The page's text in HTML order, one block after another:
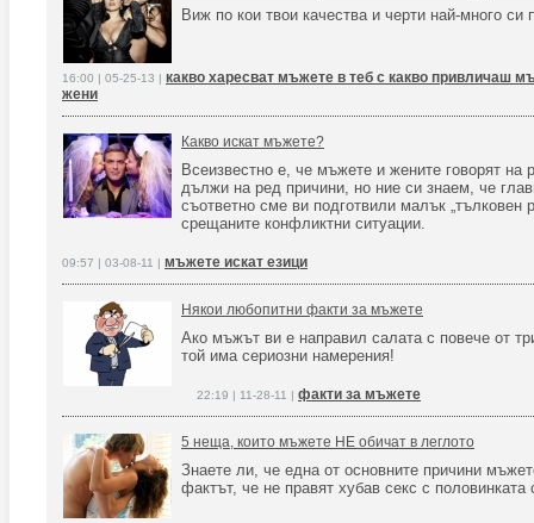
Виж по кои твои качества и черти най-много си
16:00 | 05-25-13 | какво харесват мъжете в теб с какво привличаш
жени
Какво искат мъжете?
Всеизвестно е, че мъжете и жените говорят на
дължи на ред причини, но ние си знаем, че
съответно сме ви подготвили малък „тълковен
срещаните конфликтни ситуации.
09:57 | 03-08-11 | мъжете искат езици
Някои любопитни факти за мъжете
Ако мъжът ви е направил салата с повече от
той има сериозни намерения!
22:19 | 11-28-11 | факти за мъжете
5 неща, които мъжете НЕ обичат в леглото
Знаете ли, че една от основните причини
фактът, че не правят хубав секс с половинката